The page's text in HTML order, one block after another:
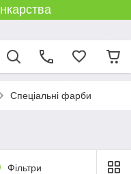
Спеціальні фарби
Фільтри